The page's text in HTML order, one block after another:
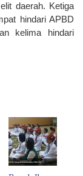
daerah. Ketiga
hindari APBD
kelima hindari